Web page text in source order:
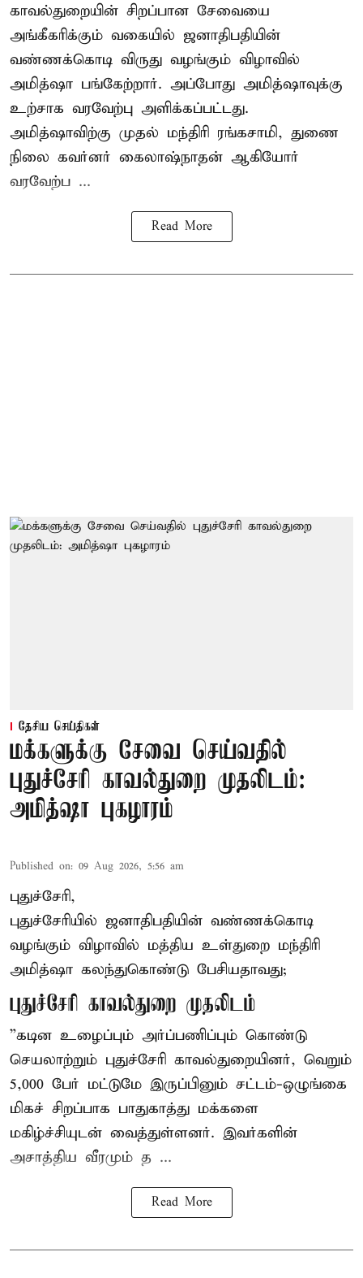
காவல்துறையின் சிறப்பான சேவையை
அங்கீகரிக்கும் வகையில் ஜனாதிபதியின்
வண்ணக்கொடி விருது வழங்கும் விழாவில்
அமித்ஷா பங்கேற்றார். அப்போது அமித்ஷாவுக்கு
உற்சாக வரவேற்பு அளிக்கப்பட்டது.
அமித்ஷாவிற்கு முதல் மந்திரி ரங்கசாமி, துணை
நிலை கவர்னர் கைலாஷ்நாதன் ஆகியோர்
வரவேற்ப ...
Read More
தேசிய செய்திகள்
மக்களுக்கு சேவை செய்வதில்
புதுச்சேரி காவல்துறை முதலிடம்:
அமித்ஷா புகழாரம்
Published on: 09 Aug 2026, 5:56 am
புதுச்சேரி,
புதுச்சேரியில் ஜனாதிபதியின் வண்ணக்கொடி
வழங்கும் விழாவில் மத்திய உள்துறை மந்திரி
அமித்ஷா கலந்துகொண்டு பேசியதாவது;
புதுச்சேரி காவல்துறை முதலிடம்
”கடின உழைப்பும் அர்ப்பணிப்பும் கொண்டு
செயலாற்றும் புதுச்சேரி காவல்துறையினர், வெறும்
5,000 பேர் மட்டுமே இருப்பினும் சட்டம்-ஒழுங்கை
மிகச் சிறப்பாக பாதுகாத்து மக்களை
மகிழ்ச்சியுடன் வைத்துள்ளனர். இவர்களின்
அசாத்திய வீரமும் த ...
Read More